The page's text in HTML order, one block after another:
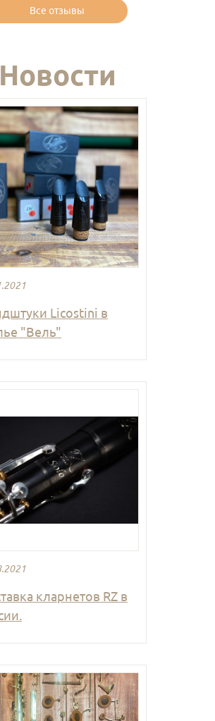
Все отзывы
Новости
Licostini в
"Вель"
кларнетов RZ в